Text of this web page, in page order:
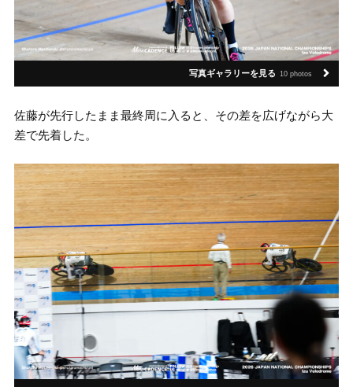
写真ギャラリーを見る 10 photos
佐藤が先行したまま最終周に入ると、その差を広げながら大
差で先着した。